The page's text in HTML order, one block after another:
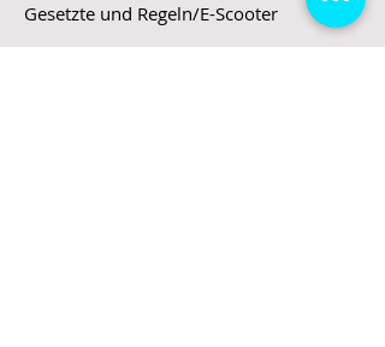
Gesetzte und Regeln/E-Scooter